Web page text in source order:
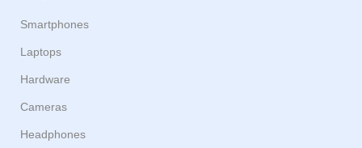
Smartphones
Laptops
Hardware
Cameras
Headphones